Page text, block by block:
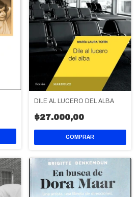
DILE AL LUCERO DEL ALBA
$27.000,00